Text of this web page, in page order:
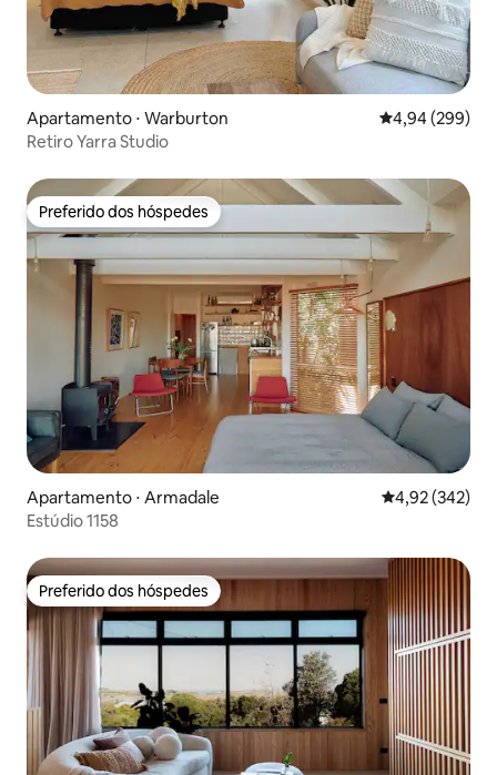
Apartamento ⋅ Warburton 4,94 de uma
4,94 (299)
Retiro Yarra Studio
Preferido dos hóspedes
Preferido dos hóspedes
Apartamento ⋅ Armadale 4,92 de uma
4,92 (342)
Estúdio 1158
Preferido dos hóspedes
Preferido dos hóspedes